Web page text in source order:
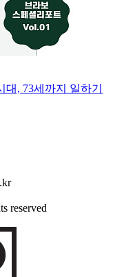
대, 73세까지 일하기
reserved